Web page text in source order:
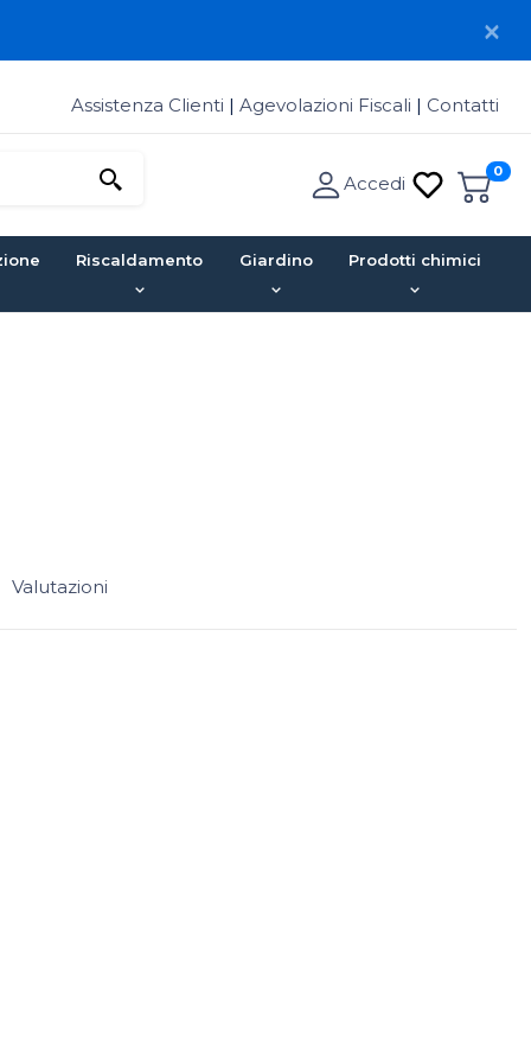
Assistenza Clienti | Agevolazioni Fiscali | Contatti
0
Accedi
Riscaldamento Giardino Prodotti chimici
Valutazioni